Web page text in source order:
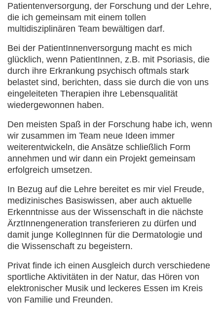
Patientenversorgung, der Forschung und der Lehre,
die ich gemeinsam mit einem tollen
multidisziplinären Team bewältigen darf.
Bei der PatientInnenversorgung macht es mich
glücklich, wenn PatientInnen, z.B. mit Psoriasis, die
durch ihre Erkrankung psychisch oftmals stark
belastet sind, berichten, dass sie durch die von uns
eingeleiteten Therapien ihre Lebensqualität
wiedergewonnen haben.
Den meisten Spaß in der Forschung habe ich, wenn
wir zusammen im Team neue Ideen immer
weiterentwickeln, die Ansätze schließlich Form
annehmen und wir dann ein Projekt gemeinsam
erfolgreich umsetzen.
In Bezug auf die Lehre bereitet es mir viel Freude,
medizinisches Basiswissen, aber auch aktuelle
Erkenntnisse aus der Wissenschaft in die nächste
ÄrztInnengeneration transferieren zu dürfen und
damit junge KollegInnen für die Dermatologie und
die Wissenschaft zu begeistern.
Privat finde ich einen Ausgleich durch verschiedene
sportliche Aktivitäten in der Natur, das Hören von
elektronischer Musik und leckeres Essen im Kreis
von Familie und Freunden.